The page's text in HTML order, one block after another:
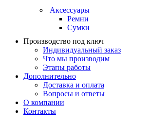
Аксессуары
Ремни
Сумки
Производство под ключ
Индивидуальный заказ
Что мы производим
Этапы работы
Дополнительно
Доставка и оплата
Вопросы и ответы
О компании
Контакты